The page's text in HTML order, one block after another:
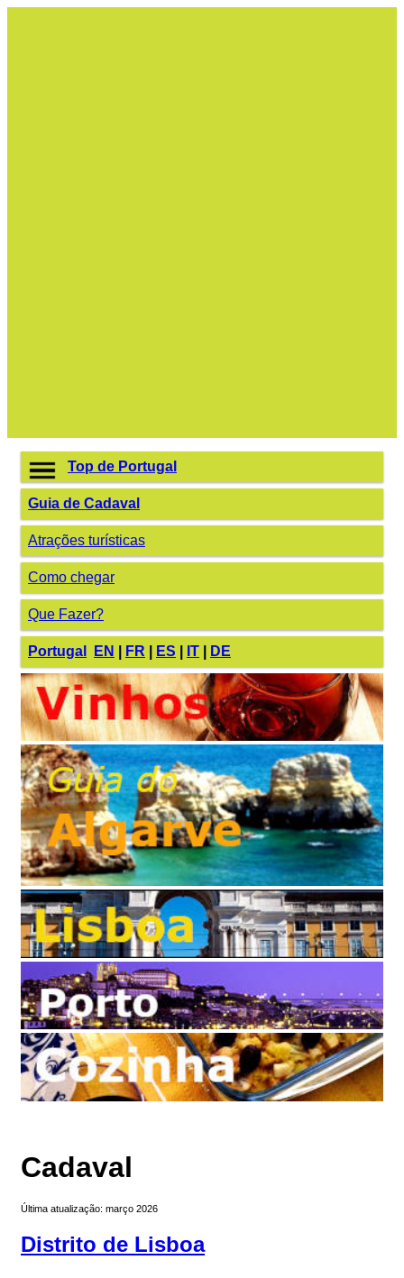
Top de Portugal
Guia de Cadaval
Atrações turísticas
Como chegar
Que Fazer?
Portugal EN FR ES IT DE
Cadaval
Última atualização: março 2026
Distrito de Lisboa